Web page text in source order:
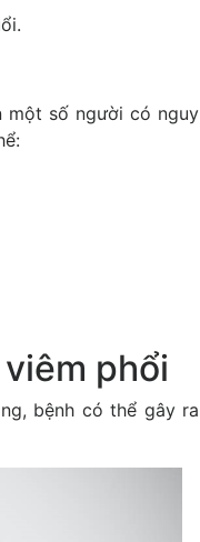
một số người có nguy
phổi
bệnh có thể gây ra